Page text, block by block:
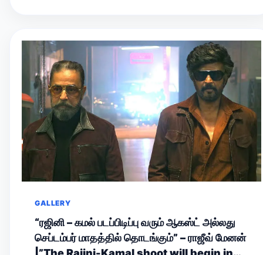
GALLERY
“ரஜினி – கமல் படப்பிடிப்பு வரும் ஆகஸ்ட் அல்லது
செப்டம்பர் மாதத்தில் தொடங்கும்” – ராஜீவ் மேனன்